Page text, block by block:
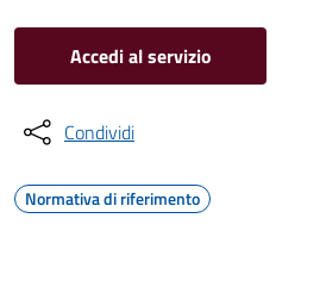
Accedi al servizio
Condividi
Normativa di riferimento